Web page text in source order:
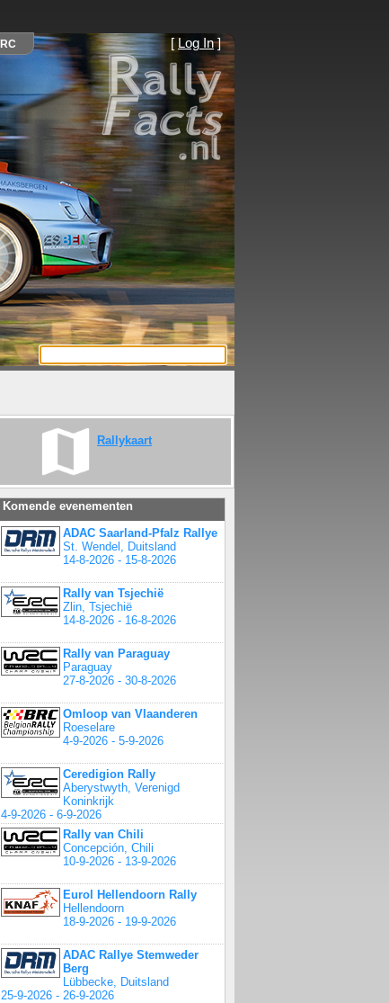
[ Log In]
Rallykaart
Komende evenementen
ADAC Saarland-Pfalz Rallye
St. Wendel, Duitsland
14-8-2026 - 15-8-2026
Rally van Tsjechië
Zlin, Tsjechië
14-8-2026 - 16-8-2026
Rally van Paraguay
Paraguay
27-8-2026 - 30-8-2026
Omloop van Vlaanderen
Roeselare
4-9-2026 - 5-9-2026
Ceredigion Rally
Aberystwyth, Verenigd
Koninkrijk
4-9-2026 - 6-9-2026
Rally van Chili
Concepción, Chili
10-9-2026 - 13-9-2026
Eurol Hellendoorn Rally
Hellendoorn
18-9-2026 - 19-9-2026
ADAC Rallye Stemweder
Berg
Lübbecke, Duitsland
25-9-2026 - 26-9-2026